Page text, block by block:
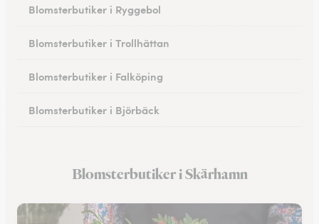
Blomsterbutiker i Ryggebol
Blomsterbutiker i Trollhättan
Blomsterbutiker i Falköping
Blomsterbutiker i Björbäck
Blomsterbutiker i Strandkärr
Blomsterbutiker i Skärhamn